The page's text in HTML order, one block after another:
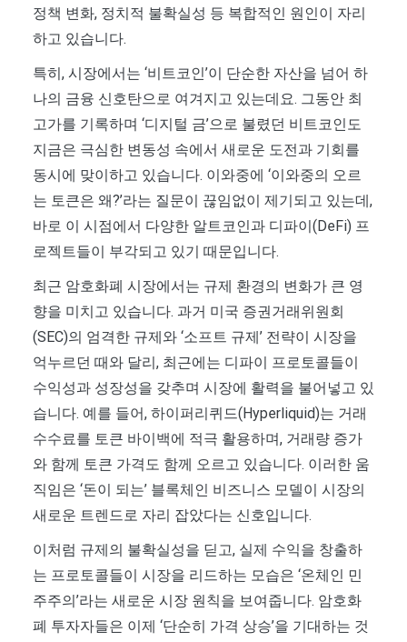
정책 변화, 정치적 불확실성 등 복합적인 원인이 자리
하고 있습니다.
특히, 시장에서는 ‘비트코인’이 단순한 자산을 넘어 하
나의 금융 신호탄으로 여겨지고 있는데요. 그동안 최
고가를 기록하며 ‘디지털 금’으로 불렸던 비트코인도
지금은 극심한 변동성 속에서 새로운 도전과 기회를
동시에 맞이하고 있습니다. 이와중에 ‘이와중의 오르
는 토큰은 왜?’라는 질문이 끊임없이 제기되고 있는데,
바로 이 시점에서 다양한 알트코인과 디파이(DeFi) 프
로젝트들이 부각되고 있기 때문입니다.
최근 암호화폐 시장에서는 규제 환경의 변화가 큰 영
향을 미치고 있습니다. 과거 미국 증권거래위원회
(SEC)의 엄격한 규제와 ‘소프트 규제’ 전략이 시장을
억누르던 때와 달리, 최근에는 디파이 프로토콜들이
수익성과 성장성을 갖추며 시장에 활력을 불어넣고 있
습니다. 예를 들어, 하이퍼리퀴드(Hyperliquid)는 거래
수수료를 토큰 바이백에 적극 활용하며, 거래량 증가
와 함께 토큰 가격도 함께 오르고 있습니다. 이러한 움
직임은 ‘돈이 되는’ 블록체인 비즈니스 모델이 시장의
새로운 트렌드로 자리 잡았다는 신호입니다.
이처럼 규제의 불확실성을 딛고, 실제 수익을 창출하
는 프로토콜들이 시장을 리드하는 모습은 ‘온체인 민
주주의’라는 새로운 시장 원칙을 보여줍니다. 암호화
폐 투자자들은 이제 ‘단순히 가격 상승’을 기대하는 것